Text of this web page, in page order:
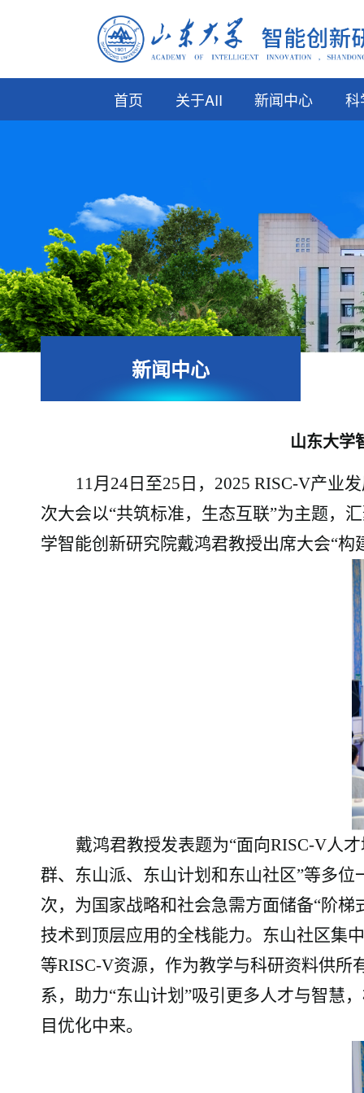
首页 关于AII 新闻中心 科
新闻中心
山东大学
11月24日至25日，2025 RISC-V产业
次大会以“共筑标准，生态互联”为主题，
学智能创新研究院戴鸿君教授出席大会“构
戴鸿君教授发表题为“面向RISC-V人
群、东山派、东山计划和东山社区”等多位
次，为国家战略和社会急需方面储备“阶
技术到顶层应用的全栈能力。 东山社区集
等RISC-V资源，作为教学与科研资料供
系，助力“东山计划”吸引更多人才与智慧
目优化中来。